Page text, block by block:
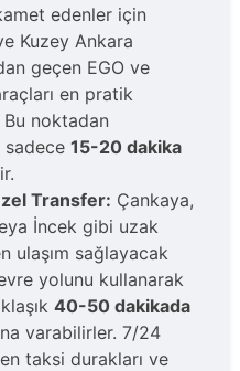
edenler için
Kuzey Ankara
geçen EGO ve
en pratik
noktadan
sadece 15-20 dakika
Transfer: Çankaya,
İncek gibi uzak
ulaşım sağlayacak
yolunu kullanarak
40-50 dakikada
varabilirler. 7/24
taksi durakları ve